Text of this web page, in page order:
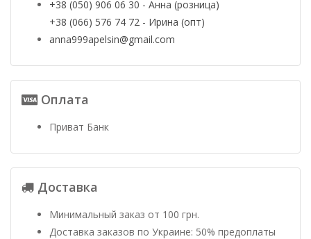
+38 (050) 906 06 30 - Анна (розница)
+38 (066) 576 74 72 - Ирина (опт)
anna999apelsin@gmail.com
Оплата
Приват Банк
Доставка
Минимальный заказ от 100 грн.
Доставка заказов по Украине: 50% предоплаты